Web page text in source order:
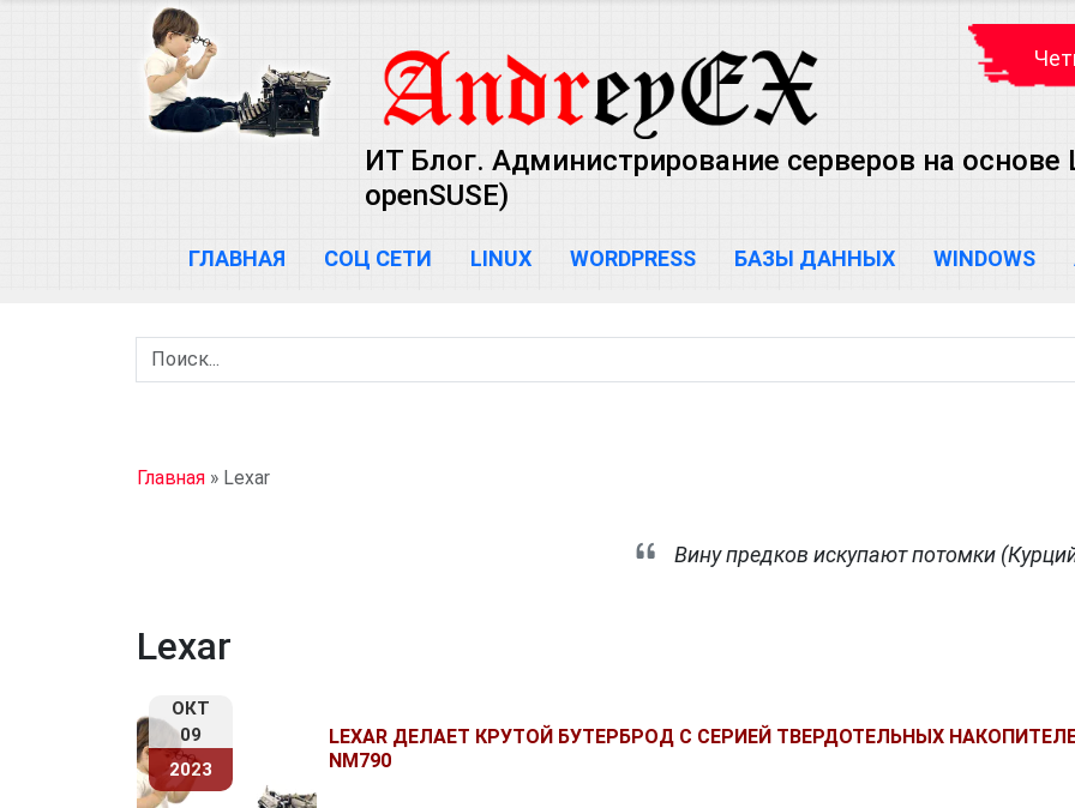
ИТ Блог. Администрирование серверов на основе
openSUSE)
ГЛАВНАЯ СОЦ СЕТИ LINUX WORDPRESS БАЗЫ ДАННЫХ WINDOWS
Главная » Lexar
Вину предков искупают потомки
Lexar
ОКТ
09
2023
LEXAR ДЕЛАЕТ КРУТОЙ БУТЕРБРОД С СЕРИЕЙ ТВЕРДОТЕЛЬНЫХ
NM790